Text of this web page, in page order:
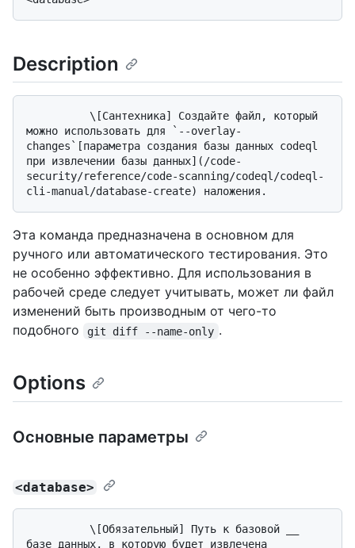
Description
можно использовать для `--overlay-
changes`[параметра создания базы данных codeql
при извлечении базы данных](/code-
security/reference/code-scanning/codeql/codeql-
Эта команда предназначена в основном для
ручного или автоматического тестирования. Это
не особенно эффективно. Для использования в
рабочей среде следует учитывать, может ли файл
изменений быть производным от чего-то
подобного
git diff --name-only .
Options
Основные параметры
<database>
базе данных, в которую будет извлечена